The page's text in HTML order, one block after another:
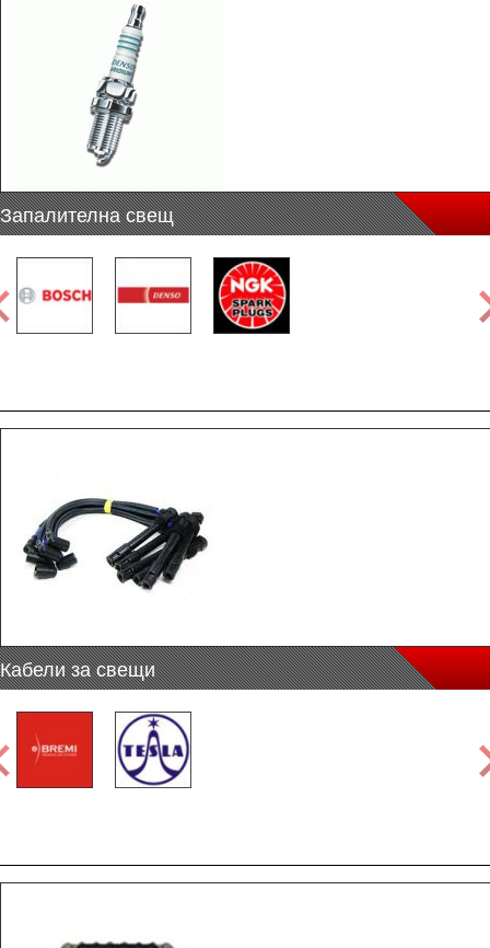
Запалителна свещ
Кабели за свещи